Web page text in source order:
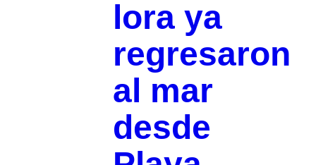
lora ya
regresaron
al mar
desde